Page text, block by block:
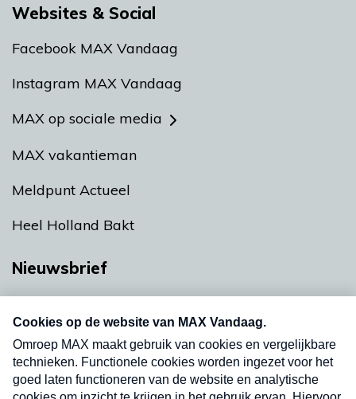
Websites & Social
Facebook MAX Vandaag
Instagram MAX Vandaag
MAX op sociale media
MAX vakantieman
Meldpunt Actueel
Heel Holland Bakt
Nieuwsbrief
nieuwsbrief. Elke vrijdag- en dinsdagochtend in
uw mailbox.
Verzend